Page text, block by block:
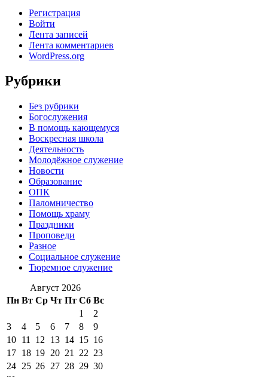
Регистрация
Войти
Лента записей
Лента комментариев
WordPress.org
Рубрики
Без рубрики
Богослужения
В помощь кающемуся
Воскресная школа
Деятельность
Молодёжное служение
Новости
Образование
ОПК
Паломничество
Помощь храму
Праздники
Проповеди
Разное
Социальное служение
Тюремное служение
Август 2026
Пн Вт Ср Чт Пт Сб Вс
1
2
3
4 5 6 7 8
9
10 11 12 13 14 15 16
17 18 19 20 21 22 23
24 25 26 27 28 29 30